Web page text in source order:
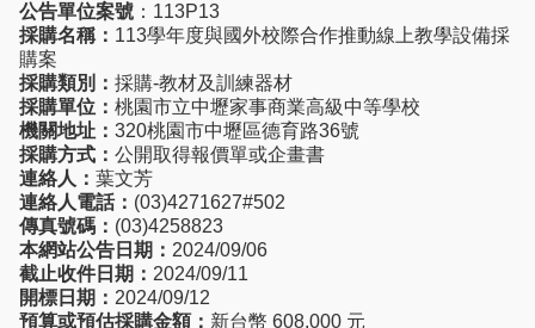
公告單位案號 ：113P13
採購名稱： 113學年度與國外校際合作推動線上教學設備採
購案
採購類別： 採購-教材及訓練器材
採購單位： 桃園市立中壢家事商業高級中等學校
機關地址： 320桃園市中壢區德育路36號
採購方式： 公開取得報價單或企畫書
連絡人： 葉文芳
連絡人電話： (03)4271627#502
傳真號碼： (03)4258823
本網站公告日期： 2024/09/06
截止收件日期： 2024/09/11
開標日期： 2024/09/12
預算或預估採購金額： 新台幣 608,000 元